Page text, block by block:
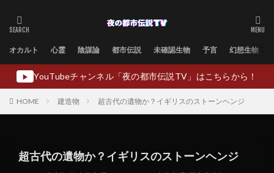
オカルト 心霊 陰謀論 都市伝説 未確認生物 予言 幻想生物
▶ YouTubeチャンネル「夜の都市伝説TV」はこちらから！
HOME 建造物 超古代の遺物か？イギリスのストーンヘンジ
超古代の遺物か？イギリスのストーンヘンジ